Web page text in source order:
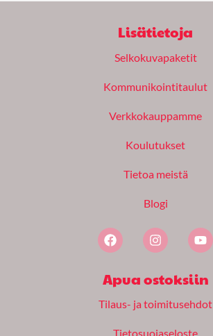
Lisätietoja
Selkokuvapaketit
Kommunikointitaulut
Verkkokauppamme
Koulutukset
Tietoa meistä
Blogi
F
a
b
o
I
n
a
r
Y
o
u
e
Apua ostoksiin
Tilaus- ja toimitusehdot
Tietosuojaseloste